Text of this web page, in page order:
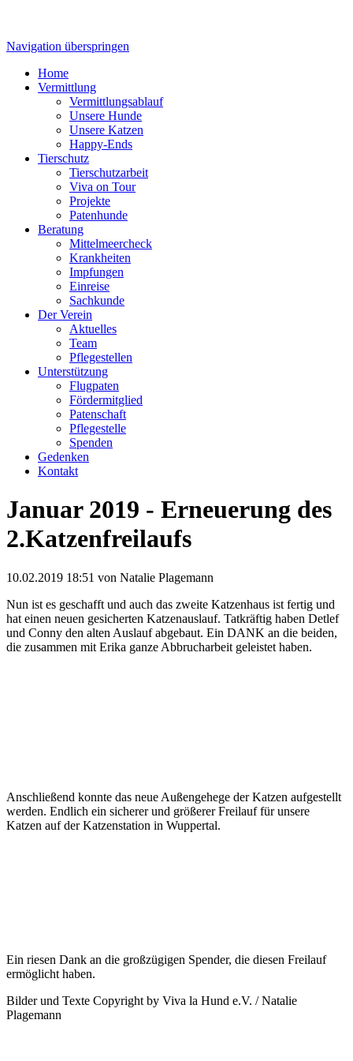
Navigation überspringen
Home
Vermittlung
Vermittlungsablauf
Unsere Hunde
Unsere Katzen
Happy-Ends
Tierschutz
Tierschutzarbeit
Viva on Tour
Projekte
Patenhunde
Beratung
Mittelmeercheck
Krankheiten
Impfungen
Einreise
Sachkunde
Der Verein
Aktuelles
Team
Pflegestellen
Unterstützung
Flugpaten
Fördermitglied
Patenschaft
Pflegestelle
Spenden
Gedenken
Kontakt
Januar 2019 - Erneuerung des
2.Katzenfreilaufs
10.02.2019 18:51 von Natalie Plagemann
Nun ist es geschafft und auch das zweite Katzenhaus ist fertig und
hat einen neuen gesicherten Katzenauslauf. Tatkräftig haben Detlef
und Conny den alten Auslauf abgebaut. Ein DANK an die beiden,
die zusammen mit Erika ganze Abbrucharbeit geleistet haben.
Anschließend konnte das neue Außengehege der Katzen aufgestellt
werden. Endlich ein sicherer und größerer Freilauf für unsere
Katzen auf der Katzenstation in Wuppertal.
Ein riesen Dank an die großzügigen Spender, die diesen Freilauf
ermöglicht haben.
Bilder und Texte Copyright by Viva la Hund e.V. / Natalie
Plagemann